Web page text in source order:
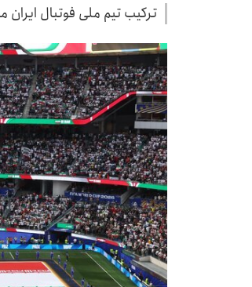
ترکیب تیم ملی فوتبال